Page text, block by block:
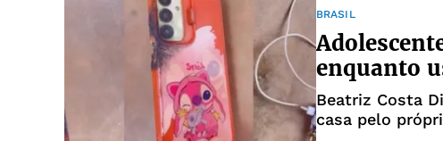
BRASIL
enquanto
Beatriz Costa
casa pelo